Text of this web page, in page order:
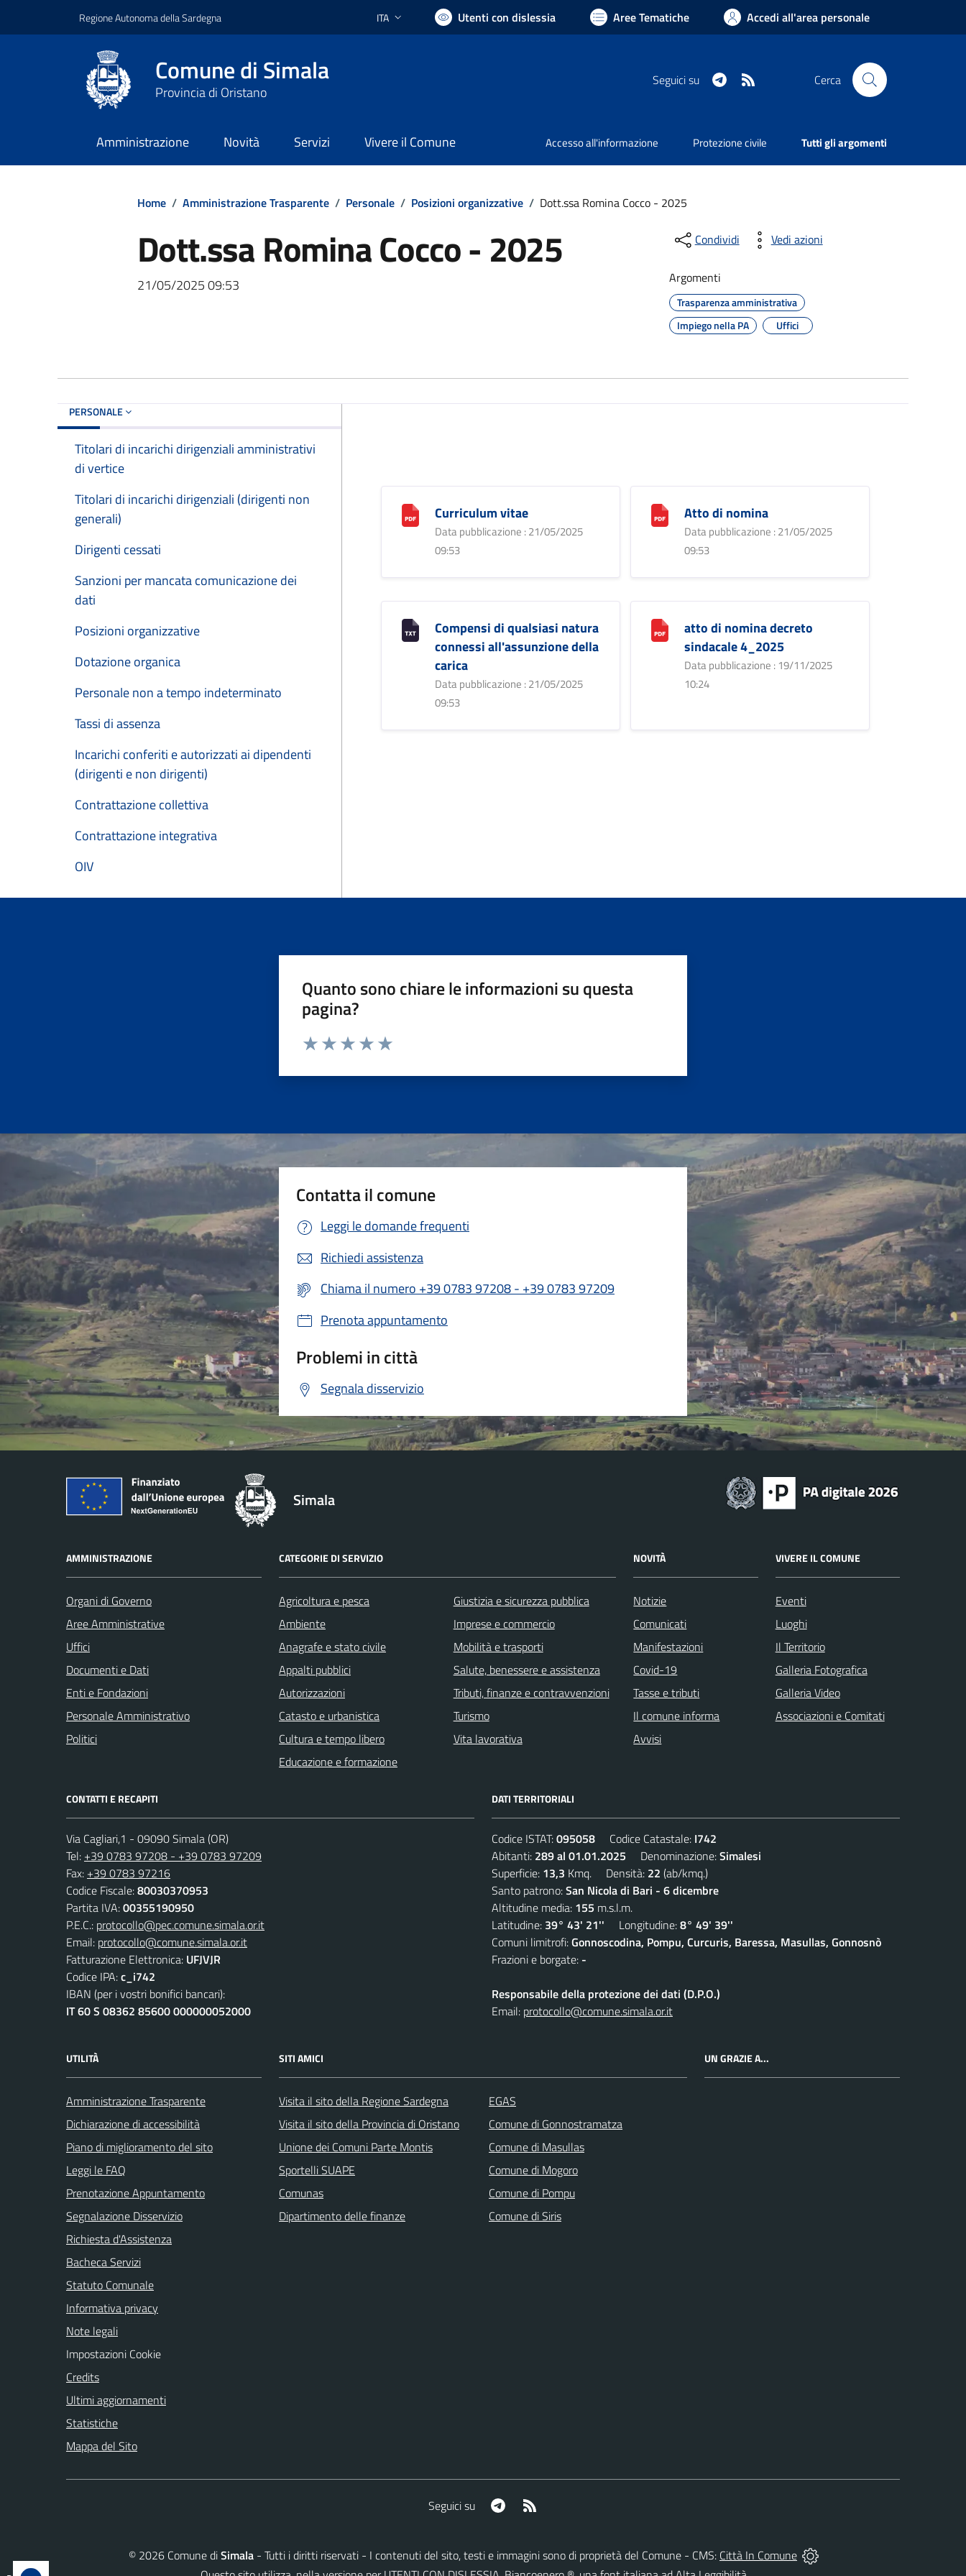
Regione Autonoma della Sardegna Lingua attiva:
ITA Utenti con dislessia Aree Tematiche Accedi all'area personale
Comune di Simala
Provincia di Oristano
Seguici su Telegram Cerca
Amministrazione Novità Servizi Vivere il Comune Accesso all'informazione Protezione civile Tutti gli argomenti
Home / Amministrazione Trasparente / Personale / Posizioni organizzative / Dott.ssa Romina Cocco - 2025
Dott.ssa Romina Cocco - 2025
21/05/2025 09:53
Condividi Vedi azioni
Argomenti
Trasparenza amministrativa
Impiego nella PA
Uffici
PERSONALE
Titolari di incarichi dirigenziali amministrativi
di vertice
Titolari di incarichi dirigenziali (dirigenti non
generali)
Dirigenti cessati
Sanzioni per mancata comunicazione dei
dati
Posizioni organizzative
Dotazione organica
Personale non a tempo indeterminato
Tassi di assenza
Incarichi conferiti e autorizzati ai dipendenti
(dirigenti e non dirigenti)
Contrattazione collettiva
Contrattazione integrativa
OIV
Curriculum vitae
Data pubblicazione : 21/05/2025
09:53
Atto di nomina
Data pubblicazione : 21/05/2025
09:53
Compensi di qualsiasi natura
connessi all'assunzione della
carica
Data pubblicazione : 21/05/2025
09:53
atto di nomina decreto
sindacale 4_2025
Data pubblicazione : 19/11/2025
10:24
Quanto sono chiare le informazioni su questa
pagina?
Valuta da 1 a 5 stelle la pagina
Contatta il comune
Leggi le domande frequenti
Richiedi assistenza
Chiama il numero +39 0783 97208 - +39 0783 97209
Prenota appuntamento
Problemi in città
Segnala disservizio
Simala
AMMINISTRAZIONE
Organi di Governo
Aree Amministrative
Uffici
Documenti e Dati
Enti e Fondazioni
Personale Amministrativo
Politici
CATEGORIE DI SERVIZIO
Agricoltura e pesca
Ambiente
Anagrafe e stato civile
Appalti pubblici
Autorizzazioni
Catasto e urbanistica
Cultura e tempo libero
Educazione e formazione
Giustizia e sicurezza pubblica
Imprese e commercio
Mobilità e trasporti
Salute, benessere e assistenza
Tributi, finanze e contravvenzioni
Turismo
Vita lavorativa
NOVITÀ
Notizie
Comunicati
Manifestazioni
Covid-19
Tasse e tributi
Il comune informa
Avvisi
VIVERE IL COMUNE
Eventi
Luoghi
Il Territorio
Galleria Fotografica
Galleria Video
Associazioni e Comitati
CONTATTI E RECAPITI
Via Cagliari,1 - 09090 Simala (OR)
Tel: +39 0783 97208 - +39 0783 97209
Fax: +39 0783 97216
Codice Fiscale:80030370953
Partita IVA:00355190950
P.E.C.: protocollo@pec.comune.simala.or.it
Email: protocollo@comune.simala.or.it
Fatturazione Elettronica: UFJVJR
Codice IPA:c_i742
IBAN (per i vostri bonifici bancari):
IT 60 S 08362 85600 000000052000
DATI TERRITORIALI
Codice ISTAT:095058 Codice Catastale: I742
Abitanti: 289 al 01.01.2025 Denominazione:Simalesi
Superficie: 13,3 Kmq. Densità: 22 (ab/kmq.)
Santo patrono:San Nicola di Bari - 6 dicembre
Altitudine media: 155 m.s.l.m.
Latitudine: 39° 43' 21'' Longitudine:8° 49' 39''
Comuni limitrofi:Gonnoscodina, Pompu, Curcuris, Baressa, Masullas, Gonnosnò
Frazioni e borgate: -
Responsabile della protezione dei dati (D.P.O.)
Email: protocollo@comune.simala.or.it
UTILITÀ
Amministrazione Trasparente
Dichiarazione di accessibilità
Piano di miglioramento del sito
Leggi le FAQ
Prenotazione Appuntamento
Segnalazione Disservizio
Richiesta d'Assistenza
Bacheca Servizi
Statuto Comunale
Informativa privacy
Note legali
Impostazioni Cookie
Credits
Ultimi aggiornamenti
Statistiche
Mappa del Sito
SITI AMICI
Visita il sito della Regione Sardegna
Visita il sito della Provincia di Oristano
Unione dei Comuni Parte Montis
Sportelli SUAPE
Comunas
Dipartimento delle finanze
EGAS
Comune di Gonnostramatza
Comune di Masullas
Comune di Mogoro
Comune di Pompu
Comune di Siris
UN GRAZIE A...
Seguici su Telegram
© 2026 Comune diSimala - Tutti i diritti riservati - I contenuti del sito, testi e immagini sono di proprietà del Comune - CMS: Città In Comune